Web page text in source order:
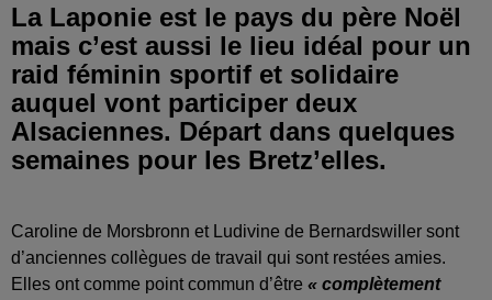
La Laponie est le pays du père Noël
mais c’est aussi le lieu idéal pour un
raid féminin sportif et solidaire
auquel vont participer deux
Alsaciennes. Départ dans quelques
semaines pour les Bretz’elles.
Caroline de Morsbronn et Ludivine de Bernardswiller sont
d’anciennes collègues de travail qui sont restées amies.
Elles ont comme point commun d’être « complètement